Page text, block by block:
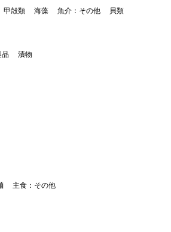
甲殻類 海藻 魚介：その他 貝類
品 漬物
主食：その他